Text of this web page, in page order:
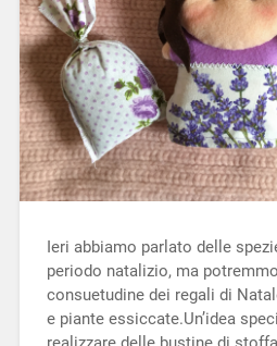
Ieri abbiamo parlato delle
periodo natalizio, ma
consuetudine dei regali di
e piante essiccate.Un’idea